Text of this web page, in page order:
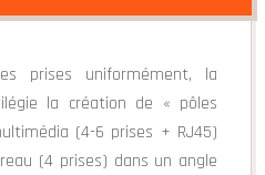
prises uniformément, la
la création de « pôles
(4-6 prises + RJ45)
(4 prises) dans un angle